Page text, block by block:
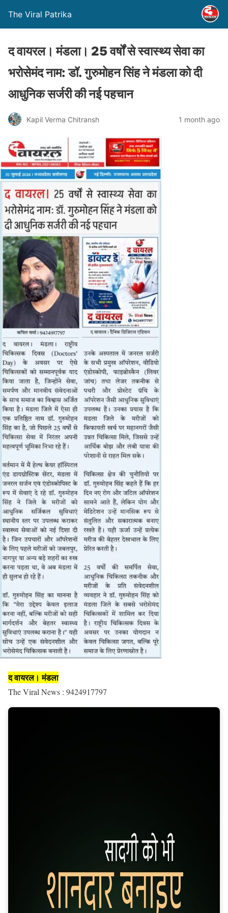
The Viral Patrika
द वायरल। मंडला। 25 वर्षों से स्वास्थ्य सेवा का
भरोसेमंद नाम: डॉ. गुरुमोहन सिंह ने मंडला को दी
आधुनिक सर्जरी की नई पहचान
Kapil Verma Chitransh 1 month ago
द वायरल। मंडला
The Viral News : 9424917797